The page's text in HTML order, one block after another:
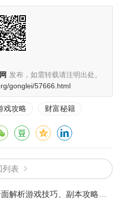
发布，如需转载请注明出处。
gonglei/57666.html
戏攻略 财富秘籍
列表
游戏技巧、副本攻略和装备获取